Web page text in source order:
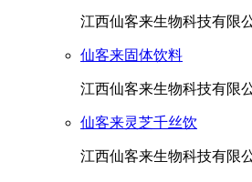
江西仙客来生物科技有限
仙客来固体饮料
江西仙客来生物科技有限
仙客来灵芝千丝饮
江西仙客来生物科技有限